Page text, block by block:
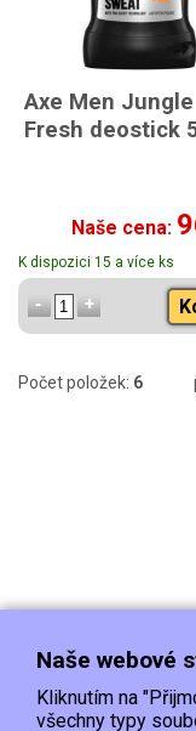
Axe Men Jungle
Fresh deostick
Naše cena:
K dispozici 15 a více ks
Počet položek: 6
Naše webové
Kliknutím na
všechny typy